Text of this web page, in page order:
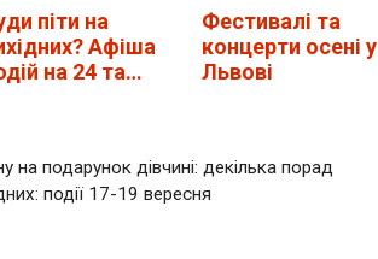
піти на
Афіша
на 24 та
Фестивалі та
концерти осені у
Львові
на подарунок дівчині: декілька порад
події 17-19 вересня